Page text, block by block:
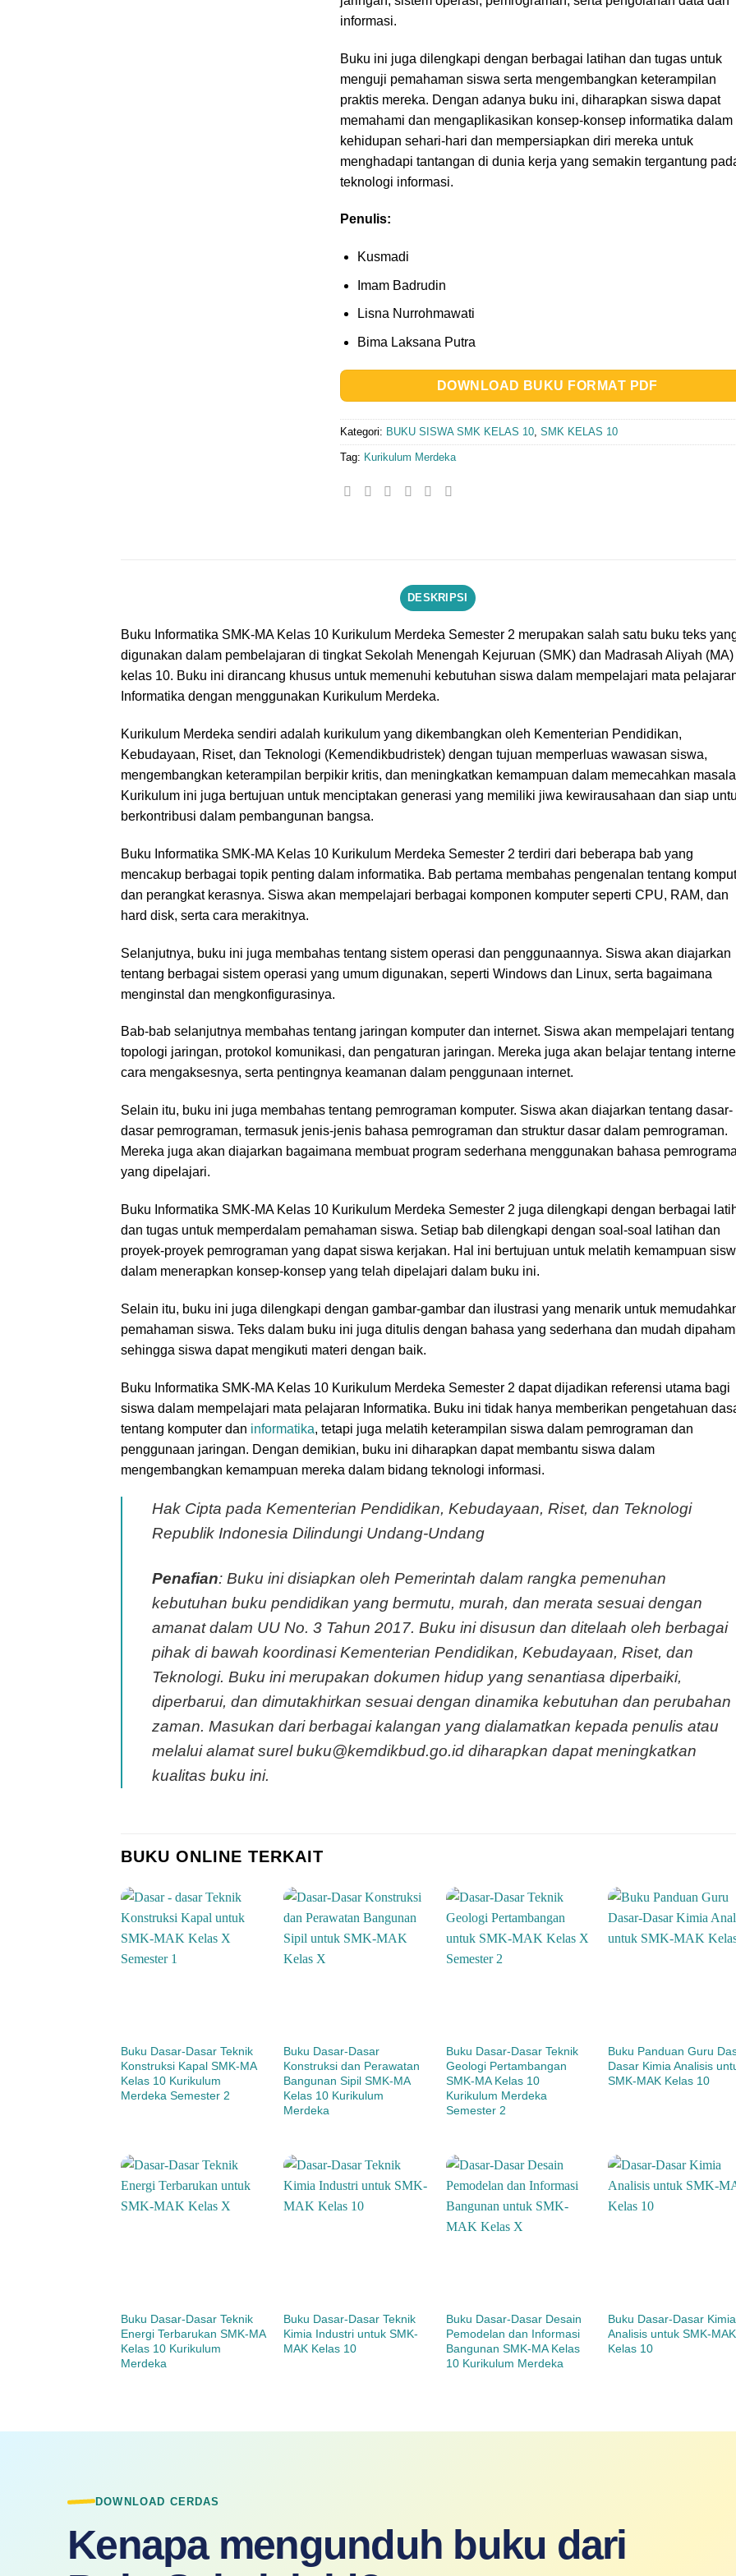
informasi.
Buku ini juga dilengkapi dengan berbagai latihan dan tugas untuk
menguji pemahaman siswa serta mengembangkan keterampilan
praktis mereka. Dengan adanya buku ini, diharapkan siswa dapat
memahami dan mengaplikasikan konsep-konsep informatika dalam
kehidupan sehari-hari dan mempersiapkan diri mereka untuk
menghadapi tantangan di dunia kerja yang semakin tergantung
teknologi informasi.
Penulis:
Kusmadi
Imam Badrudin
Lisna Nurrohmawati
Bima Laksana Putra
DOWNLOAD BUKU FORMAT PDF
Kategori: BUKU SISWA SMK KELAS 10 ,SMK KELAS 10
Tag: Kurikulum Merdeka
DESKRIPSI
Buku Informatika SMK-MA Kelas 10 Kurikulum Merdeka Semester 2 merupakan salah satu buku teks
digunakan dalam pembelajaran di tingkat Sekolah Menengah Kejuruan (SMK) dan Madrasah Aliyah (MA)
kelas 10. Buku ini dirancang khusus untuk memenuhi kebutuhan siswa dalam mempelajari mata
Informatika dengan menggunakan Kurikulum Merdeka.
Kurikulum Merdeka sendiri adalah kurikulum yang dikembangkan oleh Kementerian Pendidikan,
Kebudayaan, Riset, dan Teknologi (Kemendikbudristek) dengan tujuan memperluas wawasan siswa,
mengembangkan keterampilan berpikir kritis, dan meningkatkan kemampuan dalam memecahkan
Kurikulum ini juga bertujuan untuk menciptakan generasi yang memiliki jiwa kewirausahaan dan siap
berkontribusi dalam pembangunan bangsa.
Buku Informatika SMK-MA Kelas 10 Kurikulum Merdeka Semester 2 terdiri dari beberapa bab yang
mencakup berbagai topik penting dalam informatika. Bab pertama membahas pengenalan tentang
dan perangkat kerasnya. Siswa akan mempelajari berbagai komponen komputer seperti CPU, RAM, dan
hard disk, serta cara merakitnya.
Selanjutnya, buku ini juga membahas tentang sistem operasi dan penggunaannya. Siswa akan diajarkan
tentang berbagai sistem operasi yang umum digunakan, seperti Windows dan Linux, serta bagaimana
menginstal dan mengkonfigurasinya.
Bab-bab selanjutnya membahas tentang jaringan komputer dan internet. Siswa akan mempelajari tentang
topologi jaringan, protokol komunikasi, dan pengaturan jaringan. Mereka juga akan belajar tentang
cara mengaksesnya, serta pentingnya keamanan dalam penggunaan internet.
Selain itu, buku ini juga membahas tentang pemrograman komputer. Siswa akan diajarkan tentang dasar-
dasar pemrograman, termasuk jenis-jenis bahasa pemrograman dan struktur dasar dalam pemrograman.
Mereka juga akan diajarkan bagaimana membuat program sederhana menggunakan bahasa
yang dipelajari.
Buku Informatika SMK-MA Kelas 10 Kurikulum Merdeka Semester 2 juga dilengkapi dengan berbagai
dan tugas untuk memperdalam pemahaman siswa. Setiap bab dilengkapi dengan soal-soal latihan dan
proyek-proyek pemrograman yang dapat siswa kerjakan. Hal ini bertujuan untuk melatih kemampuan
dalam menerapkan konsep-konsep yang telah dipelajari dalam buku ini.
Selain itu, buku ini juga dilengkapi dengan gambar-gambar dan ilustrasi yang menarik untuk
pemahaman siswa. Teks dalam buku ini juga ditulis dengan bahasa yang sederhana dan mudah
sehingga siswa dapat mengikuti materi dengan baik.
Buku Informatika SMK-MA Kelas 10 Kurikulum Merdeka Semester 2 dapat dijadikan referensi utama bagi
siswa dalam mempelajari mata pelajaran Informatika. Buku ini tidak hanya memberikan pengetahuan
tentang komputer dan informatika, tetapi juga melatih keterampilan siswa dalam pemrograman dan
penggunaan jaringan. Dengan demikian, buku ini diharapkan dapat membantu siswa dalam
mengembangkan kemampuan mereka dalam bidang teknologi informasi.
Hak Cipta pada Kementerian Pendidikan, Kebudayaan, Riset, dan Teknologi
Republik Indonesia Dilindungi Undang-Undang
Penafian: Buku ini disiapkan oleh Pemerintah dalam rangka pemenuhan
kebutuhan buku pendidikan yang bermutu, murah, dan merata sesuai dengan
amanat dalam UU No. 3 Tahun 2017. Buku ini disusun dan ditelaah oleh berbagai
pihak di bawah koordinasi Kementerian Pendidikan, Kebudayaan, Riset, dan
Teknologi. Buku ini merupakan dokumen hidup yang senantiasa diperbaiki,
diperbarui, dan dimutakhirkan sesuai dengan dinamika kebutuhan dan perubahan
zaman. Masukan dari berbagai kalangan yang dialamatkan kepada penulis atau
melalui alamat surel buku@kemdikbud.go.id diharapkan dapat meningkatkan
kualitas buku ini.
BUKU ONLINE TERKAIT
Buku Dasar-Dasar Teknik
Konstruksi Kapal SMK-MA
Kelas 10 Kurikulum
Merdeka Semester 2
Buku Dasar-Dasar
Konstruksi dan Perawatan
Bangunan Sipil SMK-MA
Kelas 10 Kurikulum
Merdeka
Buku Dasar-Dasar Teknik
Geologi Pertambangan
SMK-MA Kelas 10
Kurikulum Merdeka
Semester 2
Buku Panduan Guru
Dasar Kimia Analisis
SMK-MAK Kelas 10
Buku Dasar-Dasar Teknik
Energi Terbarukan SMK-MA
Kelas 10 Kurikulum
Merdeka
Buku Dasar-Dasar Teknik
Kimia Industri untuk SMK-
MAK Kelas 10
Buku Dasar-Dasar Desain
Pemodelan dan Informasi
Bangunan SMK-MA Kelas
10 Kurikulum Merdeka
Buku Dasar-Dasar Kimia
Analisis untuk SMK-MAK
Kelas 10
DOWNLOAD CERDAS
Kenapa mengunduh buku dari